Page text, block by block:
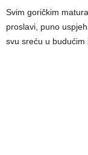
Svim goričkim
proslavi, puno
svu sreću u budućim